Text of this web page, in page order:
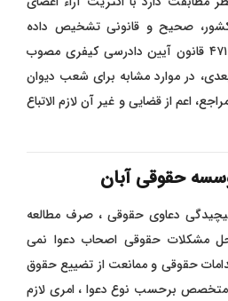
صحیح و قانونی تشخیص داده
می‌شود. این رأی طبق ماده ۴۷۱ قانون آیین دادرسی کیفری مصوب
بعدی، در موارد مشابه برای شعب دیوان
اعم از قضایی و غیر آن لازم‌ الاتباع
حقوقی آبان
پیچیدگی دعاوی حقوقی ، صرف مطالعه
مشکلات حقوقی اصحاب دعوا نمی
حقوقی و ممانعت از تضییع حقوق
متخصص برحسب نوع دعوا ، امری لازم